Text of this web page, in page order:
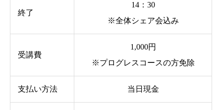
終了
14：30
※全体シェア会込み
受講費
1,000円
※プログレスコースの方免除
支払い方法 当日現金